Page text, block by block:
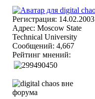
Регистрация: 14.02.2003
Адрес: Moscow State
Technical University
Сообщений: 4,667
Рейтинг мнений: